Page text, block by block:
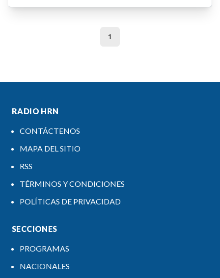
1
RADIO HRN
CONTÁCTENOS
MAPA DEL SITIO
RSS
TÉRMINOS Y CONDICIONES
POLÍTICAS DE PRIVACIDAD
SECCIONES
PROGRAMAS
NACIONALES